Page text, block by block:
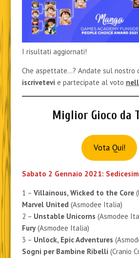
I risultati aggiornati!
Che aspettate…? Andate sul nostro
iscrivetevi e partecipate al voto
Miglior Gioco da
Vota Qui!
Sabato 2 Gennaio 2021:
1 – Villainous, Wicked to the Core
Marvel United (Asmodee Italia)
2 – Unstable Unicorns (Asmodee
Fury(Asmodee Italia)
3 – Unlock, Epic Adventures
Sogni per Bambine Ribelli (Cranio